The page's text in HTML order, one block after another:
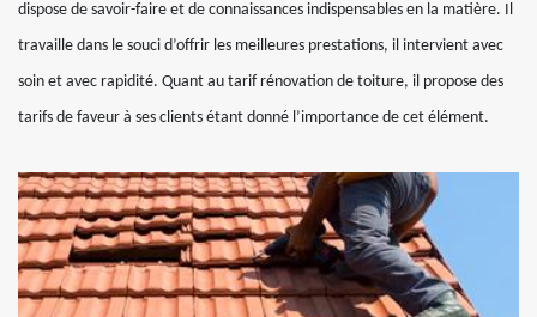
dispose de savoir-faire et de connaissances indispensables en la matière. Il
travaille dans le souci d’offrir les meilleures prestations, il intervient avec
soin et avec rapidité. Quant au tarif rénovation de toiture, il propose des
tarifs de faveur à ses clients étant donné l’importance de cet élément.